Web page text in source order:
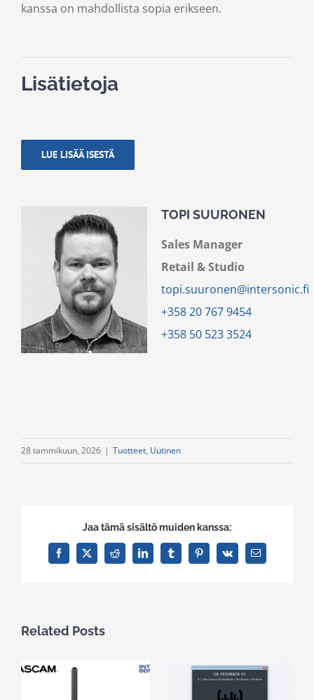
kanssa on mahdollista sopia erikseen.
Lisätietoja
LUE LISÄÄ ISESTÄ
TOPI SUURONEN
Sales Manager
Retail & Studio
topi.suuronen@intersonic.fi
+358 20 767 9454
+358 50 523 3524
28 tammikuun, 2026 | Tuotteet, Uutinen
Jaa tämä sisältö muiden kanssa:
Facebook
X Reddit LinkedInTumblrPinterest
Vk Email
Related Posts